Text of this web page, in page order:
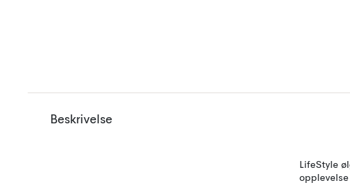
Beskrivelse
LifeStyle